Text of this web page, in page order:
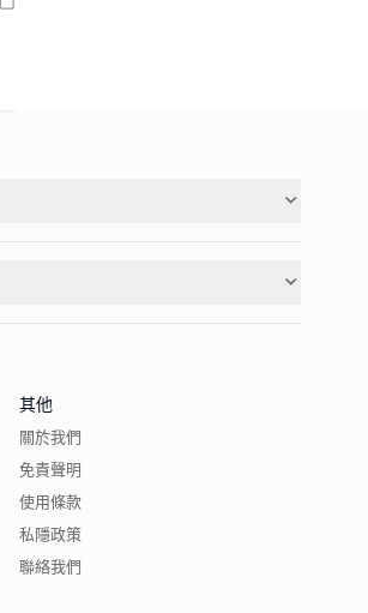
其他
關於我們
免責聲明
使用條款
私隱政策
聯絡我們